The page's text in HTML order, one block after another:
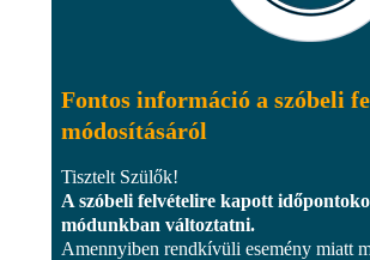
Fontos információ a szóbeli
módosításáról
Tisztelt Szülők!
A szóbeli felvételire kapott
módunkban változtatni.
Amennyiben rendkívüli esemény miatt